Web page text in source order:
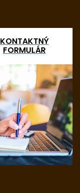
KONTAKTNÝ
FORMULÁR